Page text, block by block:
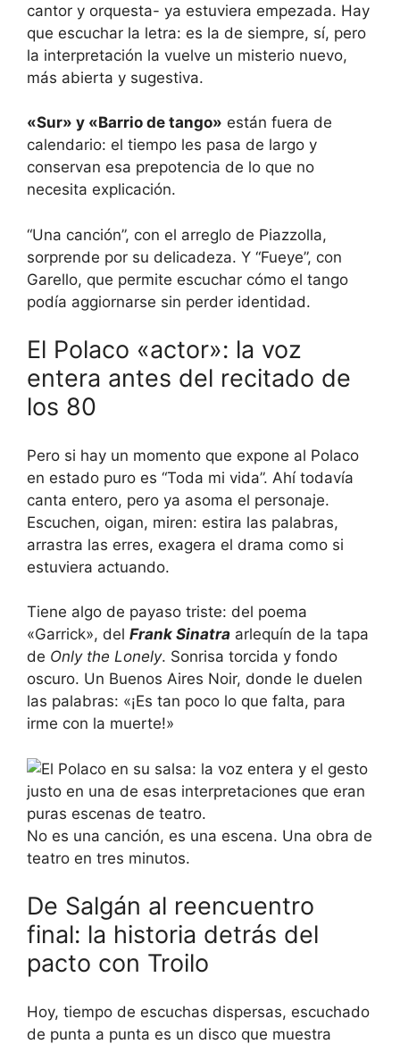
cantor y orquesta- ya estuviera empezada. Hay
que escuchar la letra: es la de siempre, sí, pero
la interpretación la vuelve un misterio nuevo,
más abierta y sugestiva.
«Sur» y «Barrio de tango» están fuera de
calendario: el tiempo les pasa de largo y
conservan esa prepotencia de lo que no
necesita explicación.
“Una canción”, con el arreglo de Piazzolla,
sorprende por su delicadeza. Y “Fueye”, con
Garello, que permite escuchar cómo el tango
podía aggiornarse sin perder identidad.
El Polaco «actor»: la voz
entera antes del recitado de
los 80
Pero si hay un momento que expone al Polaco
en estado puro es “Toda mi vida”. Ahí todavía
canta entero, pero ya asoma el personaje.
Escuchen, oigan, miren: estira las palabras,
arrastra las erres, exagera el drama como si
estuviera actuando.
Tiene algo de payaso triste: del poema
«Garrick», del Frank Sinatra arlequín de la tapa
de Only the Lonely. Sonrisa torcida y fondo
oscuro. Un Buenos Aires Noir, donde le duelen
las palabras: «¡Es tan poco lo que falta, para
irme con la muerte!»
No es una canción, es una escena. Una obra de
teatro en tres minutos.
De Salgán al reencuentro
final: la historia detrás del
pacto con Troilo
Hoy, tiempo de escuchas dispersas, escuchado
de punta a punta es un disco que muestra